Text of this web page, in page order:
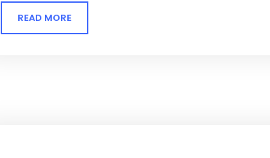
READ MORE